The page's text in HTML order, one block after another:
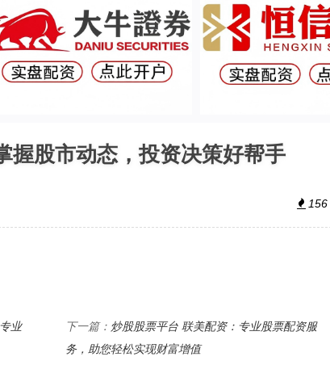
握股市动态，投资决策好帮手
156
业
下一篇： 炒股股票平台 联美配资：专业股票配资服
务，助您轻松实现财富增值